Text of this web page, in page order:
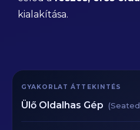
kialakítása.
GYAKORLAT ÁTTEKINTÉS
Ülő Oldalhas Gép